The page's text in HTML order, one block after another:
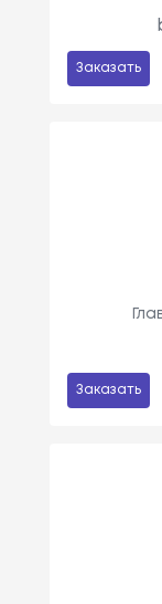
Заказать
Заказать